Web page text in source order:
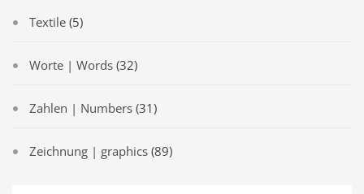
Textile (5)
Worte | Words (32)
Zahlen | Numbers (31)
Zeichnung | graphics (89)